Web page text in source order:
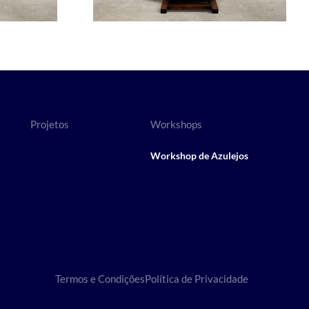
Projetos Workshops
Workshop de Azulejos
Termos e CondiçõesPolítica de Privacidade